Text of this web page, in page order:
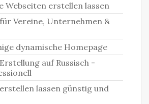
Webseiten erstellen lassen
Vereine, Unternehmen &
dynamische Homepage
auf Russisch -
lassen günstig und